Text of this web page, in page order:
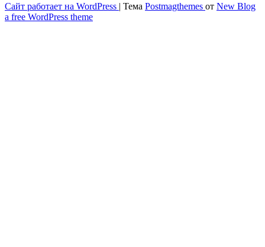
Весёлый и здоровый образ жизни
Сайт работает на WordPress | Тема Postmagthemes от New Blog
a free WordPress theme